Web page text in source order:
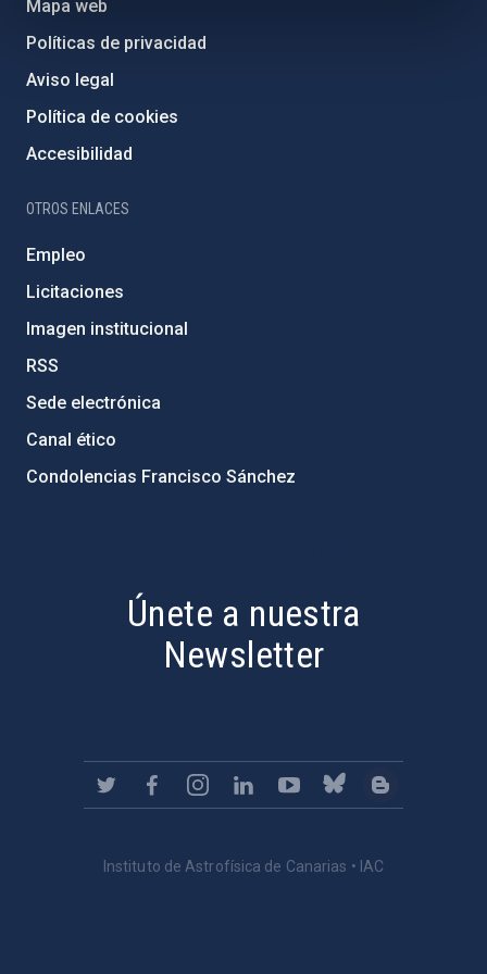
Mapa web
Políticas de privacidad
Aviso legal
Política de cookies
Accesibilidad
OTROS ENLACES
Empleo
Licitaciones
Imagen institucional
RSS
Sede electrónica
Canal ético
Condolencias Francisco Sánchez
Únete a nuestra
Newsletter
Instituto de Astrofísica de Canarias • IAC